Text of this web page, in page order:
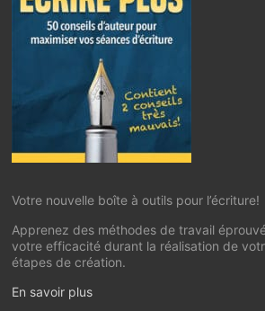
Votre nouvelle boîte à outils pour l’écriture!
Apprenez des méthodes de travail
votre efficacité durant la réalisation de
étapes de création.
En savoir plus